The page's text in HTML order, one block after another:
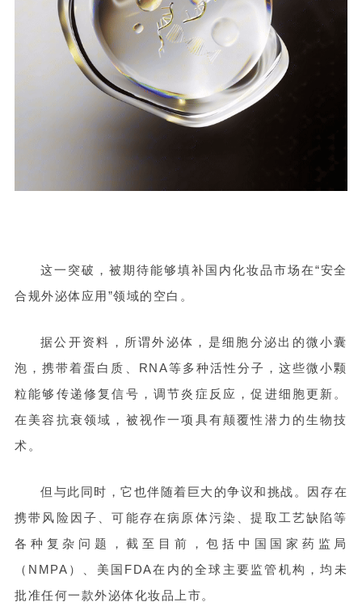
这一突破，被期待能够填补国内化妆品市场在“安全
合规外泌体应用”领域的空白。
据公开资料，所谓外泌体，是细胞分泌出的微小囊
泡，携带着蛋白质、RNA等多种活性分子，这些微小颗
粒能够传递修复信号，调节炎症反应，促进细胞更新。
在美容抗衰领域，被视作一项具有颠覆性潜力的生物技
术。
但与此同时，它也伴随着巨大的争议和挑战。因存在
携带风险因子、可能存在病原体污染、提取工艺缺陷等
各种复杂问题，截至目前，包括中国国家药监局
（NMPA）、美国FDA在内的全球主要监管机构，均未
批准任何一款外泌体化妆品上市。